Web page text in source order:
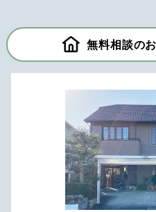
無料相談の